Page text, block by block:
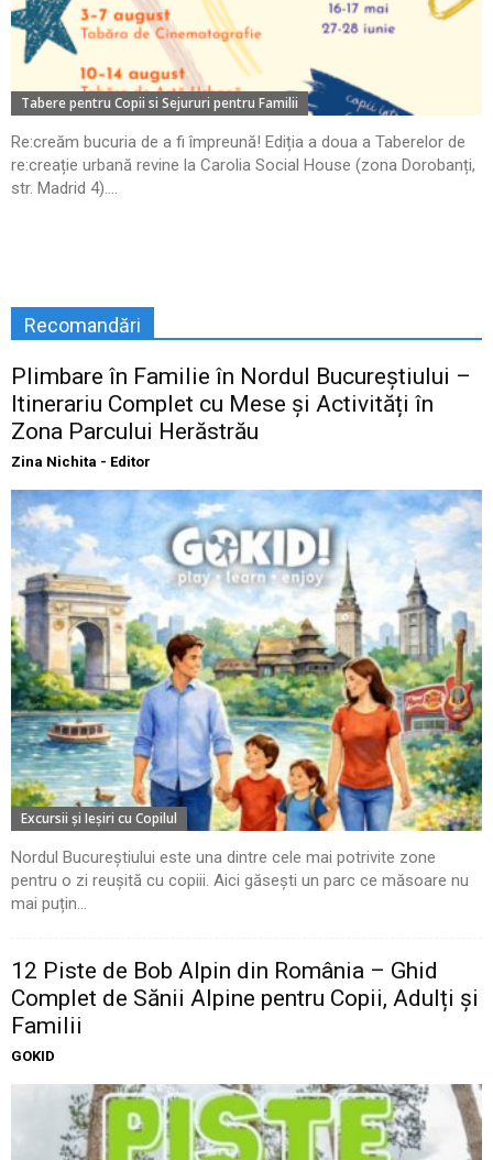
Tabere pentru Copii si Sejururi pentru Familii
Re:creăm bucuria de a fi împreună! Ediția a doua a Taberelor de
re:creație urbană revine la Carolia Social House (zona Dorobanți,
str. Madrid 4)....
Recomandări
Plimbare în Familie în Nordul Bucureștiului –
Itinerariu Complet cu Mese și Activități în
Zona Parcului Herăstrău
Zina Nichita - Editor
Excursii şi Ieşiri cu Copilul
Nordul Bucureștiului este una dintre cele mai potrivite zone
pentru o zi reușită cu copiii. Aici găsești un parc ce măsoare nu
mai puțin...
12 Piste de Bob Alpin din România – Ghid
Complet de Sănii Alpine pentru Copii, Adulți și
Familii
GOKID